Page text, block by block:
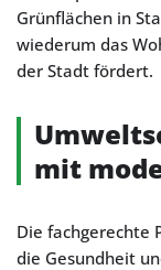
Grünflächen in
wiederum das
der Stadt fördert.
mit
Die fachgerechte
die Gesundheit